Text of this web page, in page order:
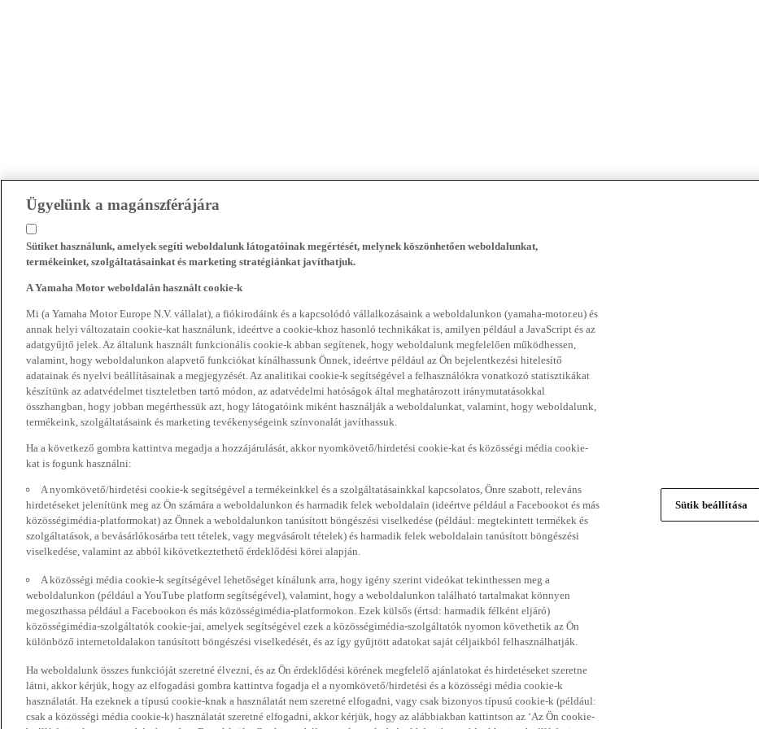
Ügyelünk a magánszférájára
Sütiket használunk, amelyek segíti weboldalunk látogatóinak megértését, melynek köszönhetően weboldalunkat,
termékeinket, szolgáltatásainkat és marketing stratégiánkat javíthatjuk.
A Yamaha Motor weboldalán használt cookie-k
Mi (a Yamaha Motor Europe N.V. vállalat), a fiókirodáink és a kapcsolódó vállalkozásaink a weboldalunkon (yamaha-motor.eu) és
annak helyi változatain cookie-kat használunk, ideértve a cookie-khoz hasonló technikákat is, amilyen például a JavaScript és az
adatgyűjtő jelek. Az általunk használt funkcionális cookie-k abban segítenek, hogy weboldalunk megfelelően működhessen,
valamint, hogy weboldalunkon alapvető funkciókat kínálhassunk Önnek, ideértve például az Ön bejelentkezési hitelesítő
adatainak és nyelvi beállításainak a megjegyzését. Az analitikai cookie-k segítségével a felhasználókra vonatkozó statisztikákat
készítünk az adatvédelmet tiszteletben tartó módon, az adatvédelmi hatóságok által meghatározott iránymutatásokkal
összhangban, hogy jobban megérthessük azt, hogy látogatóink miként használják a weboldalunkat, valamint, hogy weboldalunk,
termékeink, szolgáltatásaink és marketing tevékenységeink színvonalát javíthassuk.
Ha a következő gombra kattintva megadja a hozzájárulását, akkor nyomkövető/hirdetési cookie-kat és közösségi média cookie-
kat is fogunk használni:
A nyomkövető/hirdetési cookie-k segítségével a termékeinkkel és a szolgáltatásainkkal kapcsolatos, Önre szabott, releváns
hirdetéseket jelenítünk meg az Ön számára a weboldalunkon és harmadik felek weboldalain (ideértve például a Facebookot és más
közösségimédia-platformokat) az Önnek a weboldalunkon tanúsított böngészési viselkedése (például: megtekintett termékek és
szolgáltatások, a bevásárlókosárba tett tételek, vagy megvásárolt tételek) és harmadik felek weboldalain tanúsított böngészési
viselkedése, valamint az abból kikövetkeztethető érdeklődési körei alapján.
A közösségi média cookie-k segítségével lehetőséget kínálunk arra, hogy igény szerint videókat tekinthessen meg a
weboldalunkon (például a YouTube platform segítségével), valamint, hogy a weboldalunkon található tartalmakat könnyen
megoszthassa például a Facebookon és más közösségimédia-platformokon. Ezek külsős (értsd: harmadik félként eljáró)
közösségimédia-szolgáltatók cookie-jai, amelyek segítségével ezek a közösségimédia-szolgáltatók nyomon követhetik az Ön
különböző internetoldalakon tanúsított böngészési viselkedését, és az így gyűjtött adatokat saját céljaikból felhasználhatják.
Ha weboldalunk összes funkcióját szeretné élvezni, és az Ön érdeklődési körének megfelelő ajánlatokat és hirdetéseket szeretne
látni, akkor kérjük, hogy az elfogadási gombra kattintva fogadja el a nyomkövető/hirdetési és a közösségi média cookie-k
használatát. Ha ezeknek a típusú cookie-knak a használatát nem szeretné elfogadni, vagy csak bizonyos típusú cookie-k (például:
csak a közösségi média cookie-k) használatát szeretné elfogadni, akkor kérjük, hogy az alábbiakban kattintson az ‘Az Ön cookie-
Sütik beállítása